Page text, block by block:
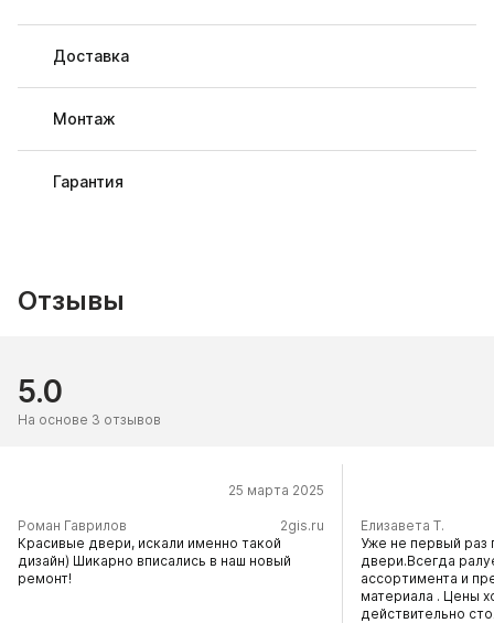
Доставка
Монтаж
Гарантия
Отзывы
5.0
На основе 3 отзывов
25 марта 2025
​Роман Гаврилов
2gis.ru
Красивые двери, искали именно такой
дизайн) Шикарно вписались в наш новый
ремонт!
Елизавета Т.
Уже не первый раз
двери.Всегда
ассортимента и
материала . Цены
действительно